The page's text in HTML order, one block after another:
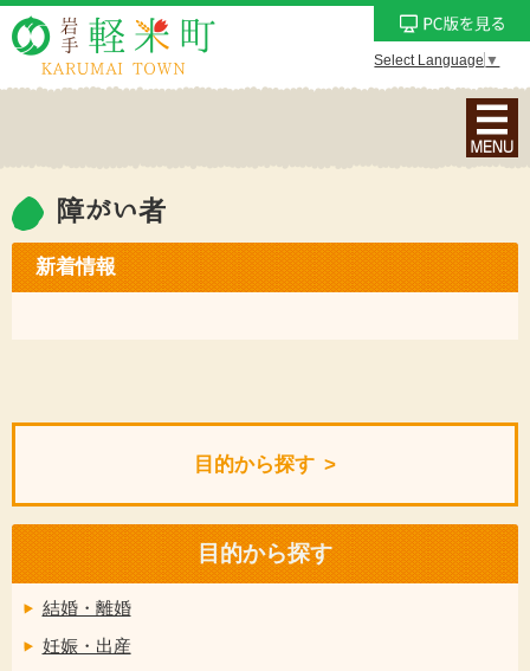
Select Language ▼
ナ
ビ
ョ
ン
障がい者
新着情報
目的から探す
目的から探す
結婚・離婚
妊娠・出産